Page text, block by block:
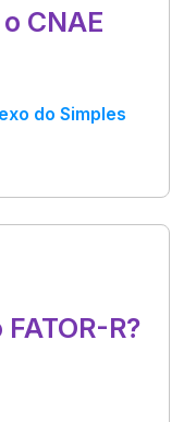
CNAE
do Simples
R?